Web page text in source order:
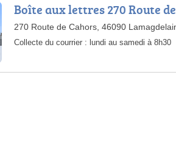
Boîte aux lettres 270 Route
270 Route de Cahors, 46090
Collecte du courrier : lundi au samedi à 8h30